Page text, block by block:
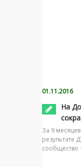
01.11.2016
На
За 9
результате